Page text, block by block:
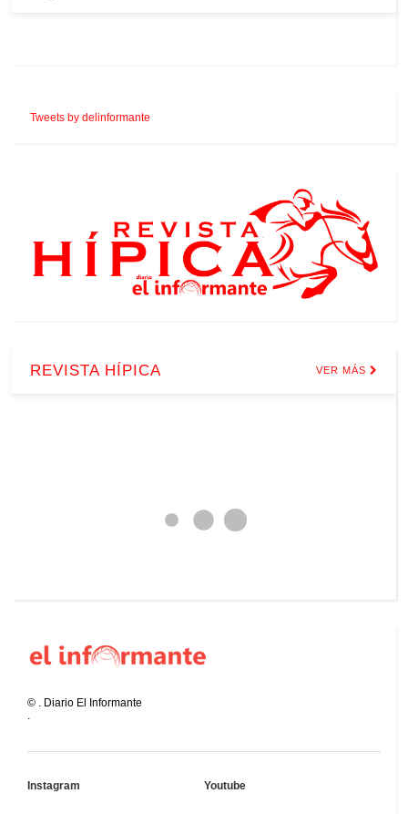
Tweets by delinformante
REVISTA HÍPICA VER MÁS
© . Diario El Informante
.
Instagram Youtube